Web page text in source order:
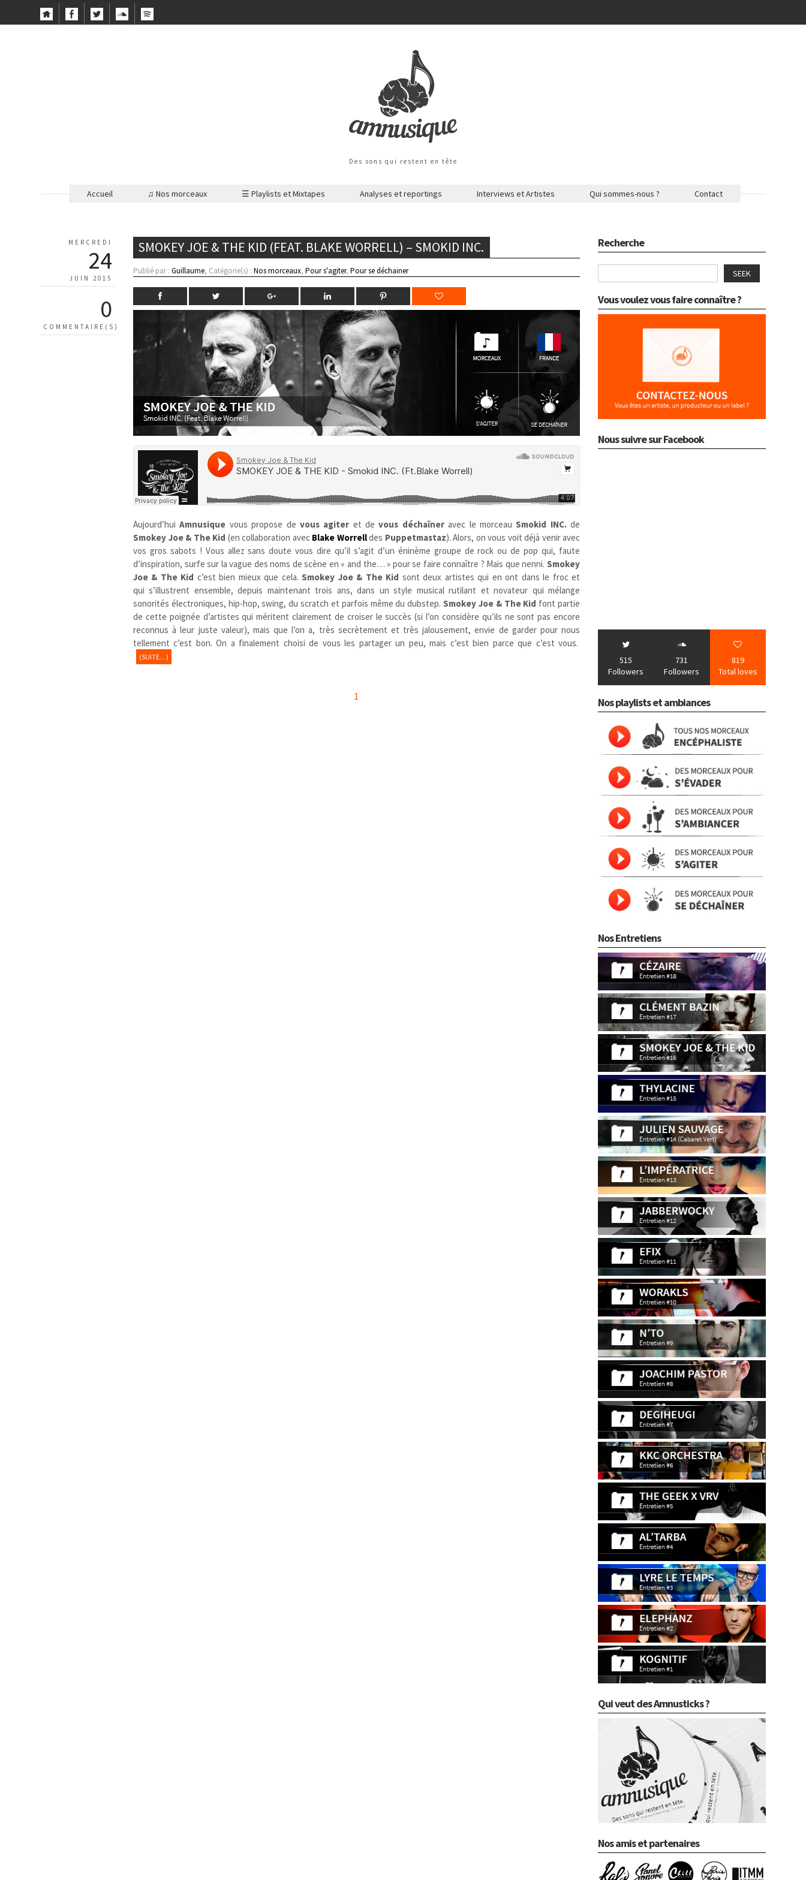
Des sons qui restent en tête
Accueil ♫ Nos morceaux ☰ Playlists et Mixtapes Analyses et reportings Interviews et Artistes Qui sommes-nous ? Contact
MERCREDI
24
JUIN 2015
0
COMMENTAIRE(S)
SMOKEY JOE & THE KID (FEAT. BLAKE WORRELL) – SMOKID INC.
Publié par :Guillaume, Catégorie(s) :Nos morceaux,Pour s'agiter,Pour se déchainer
Aujourd’huiAmnusique vous propose de vous agiter et devous déchaîneravec le morceauSmokid INC.de
Smokey Joe & The Kid (en collaboration avec Blake Worrelldes Puppetmastaz). Alors, on vous voit déjà venir avec
vos gros sabots ! Vous allez sans doute vous dire qu’il s’agit d’un éninème groupe de rock ou de pop qui, faute
d’inspiration, surfe sur la vague des noms de scène en « and the… » pour se faire connaître ? Mais que nenni. Smokey
Joe & The Kid c’est bien mieux que cela.Smokey Joe & The Kid sont deux artistes qui en ont dans le froc et
qui s’illustrent ensemble, depuis maintenant trois ans, dans un style musical rutilant et novateur qui mélange
sonorités électroniques, hip-hop, swing, du scratch et parfois même du dubstep.Smokey Joe & The Kid font partie
de cette poignée d’artistes qui méritent clairement de croiser le succès (si l’on considère qu’ils ne sont pas encore
reconnus à leur juste valeur), mais que l’on a, très secrètement et très jalousement, envie de garder pour nous
tellement c’est bon. On a finalement choisi de vous les partager un peu, mais c’est bien parce que c’est vous.
(SUITE…)
1
Recherche
SEEK
Vous voulez vous faire connaître ?
Nous suivre sur Facebook
515
Followers
731
Followers
819
Total loves
Nos playlists et ambiances
Nos Entretiens
Qui veut des Amnusticks ?
Nos amis et partenaires